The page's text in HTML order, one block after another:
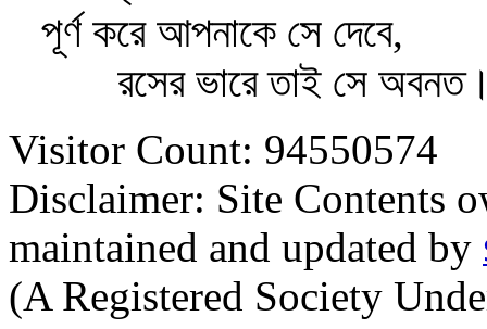
পূর্ণ করে আপনাকে সে দেবে,
রসের ভারে তাই সে
Visitor Count: 94550574
Disclaimer: Site Contents
maintained and updated by
(A Registered Society